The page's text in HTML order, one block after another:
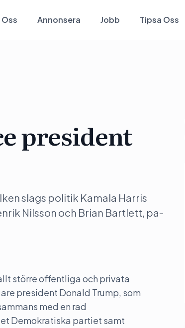
Oss Annonsera Jobb Tipsa Oss
president
slags politik Kamala Harris
Nilsson och Brian Bartlett, pa-
större offentliga och privata
president Donald Trump, som
med en rad
Demokratiska partiet samt